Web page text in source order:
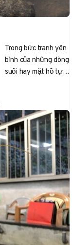
Trong bức tranh yên
bình của những dòng
suối hay mặt hồ tự